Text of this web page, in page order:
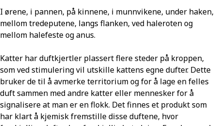
I ørene, i pannen, på kinnene, i munnvikene, under haken,
mellom tredeputene, langs flanken, ved haleroten og
mellom halefeste og anus.
Katter har duftkjertler plassert flere steder på kroppen,
som ved stimulering vil utskille kattens egne dufter. Dette
bruker de til å avmerke territorium og for å lage en felles
duft sammen med andre katter eller mennesker for å
signalisere at man er en flokk. Det finnes et produkt som
har klart å kjemisk fremstille disse duftene, hvor